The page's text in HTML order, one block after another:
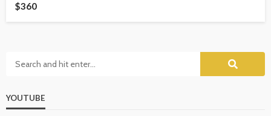
$360
YOUTUBE